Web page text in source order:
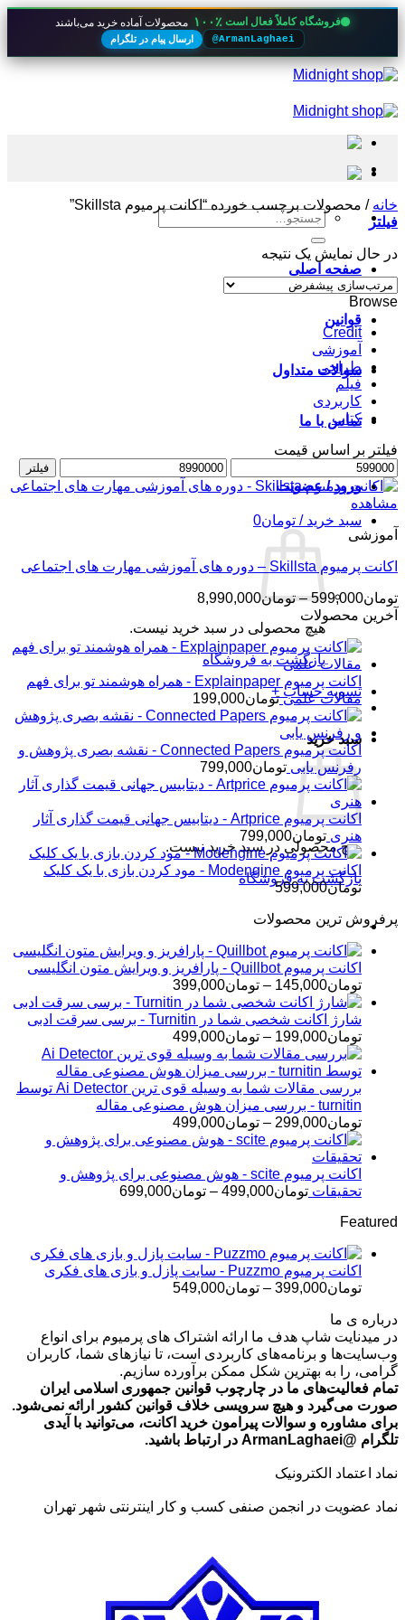
فروشگاه کاملاً فعال است ۱۰۰٪ محصولات آماده خرید می‌باشند
@ArmanLaghaei ارسال پیام در تلگرام
Skip
to
جستجو
صفحه اصلی
قوانین
سوالات متداول
تماس با ما
ورود / عضویت
سبد خرید / تومان0
هیچ محصولی در سبد خرید نیست.
بازگشت به فروشگاه
تسویه حساب +
سبد خرید
هیچ محصولی در سبد خرید نیست.
بازگشت به فروشگاه
خانه / محصولات برچسب خورده “اکانت پرمیوم Skillsta”
فیلتر
در حال نمایش یک نتیجه
Browse
Credit
آموزشی
طراحی
فیلم
کاربردی
کتاب
فیلتر بر اساس قیمت
حداقل
قیمت
حداکثر
قیمت
فیلتر
مشاهده
آموزشی
اکانت پرمیوم Skillsta – دوره های آموزشی مهارت های اجتماعی
تومان599,000
– تومان8,990,000محدوده
تومان599,000
تا
آخرین محصولات
اکانت پرمیوم Explainpaper - همراه هوشمند تو برای فهم
مقالات علمی تومان199,000
اکانت پرمیوم Connected Papers - نقشه بصری پژوهش و
رفرنس یابی تومان799,000
اکانت پرمیوم Artprice - دیتابیس جهانی قیمت ‌گذاری آثار
هنری تومان799,000
اکانت پرمیوم Modengine - مود کردن بازی با یک کلیک
تومان599,000
پرفروش ترین محصولات
اکانت پرمیوم Quillbot - پارافریز و ویرایش متون انگلیسی
تومان145,000
– تومان399,000محدوده
قیمت:
تومان145,000
تا
تومان399,000
شارژ اکانت شخصی شما در Turnitin - برسی سرقت ادبی
تومان199,000
– تومان499,000محدوده
قیمت:
تومان199,000
تا
تومان499,000
بررسی مقالات شما به وسیله قوی ترین Ai Detector توسط
turnitin - بررسی میزان هوش مصنوعی مقاله
تومان299,000
– تومان499,000محدوده
قیمت:
تا
تومان499,000
اکانت پرمیوم scite - هوش مصنوعی برای پژوهش و
تحقیقات تومان499,000
– تومان699,000محدوده
تومان699,000
Featured
اکانت پرمیوم Puzzmo - سایت پازل و بازی های فکری
تومان399,000
– تومان549,000
تا
تومان549,000
درباره ی ما
در میدنایت شاپ هدف ما ارائه اشتراک های پرمیوم برای انواع
وب‌سایت‌ها و برنامه‌های کاربردی است، تا نیازهای شما، کاربران
گرامی، را به بهترین شکل ممکن برآورده سازیم.
تمام فعالیت‌های ما در چارچوب قوانین جمهوری اسلامی ایران
صورت می‌گیرد و هیچ سرویسی خلاف قوانین کشور ارائه نمی‌شود.
برای مشاوره و سوالات پیرامون خرید اکانت، می‌توانید با آیدی
تلگرام @ArmanLaghaei در ارتباط باشید.
نماد اعتماد الکترونیک
نماد عضویت در انجمن صنفی کسب و کار اینترنتی شهر تهران